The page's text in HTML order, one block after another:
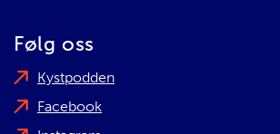
Følg oss
Kystpodden
Facebook